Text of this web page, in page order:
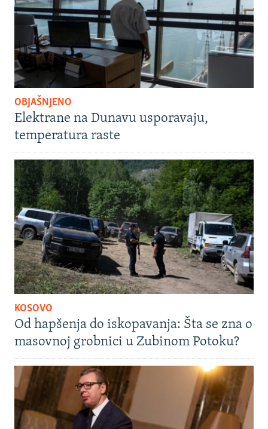
OBJAŠNJENO
Elektrane na Dunavu usporavaju,
temperatura raste
KOSOVO
Od hapšenja do iskopavanja: Šta se zna o
masovnoj grobnici u Zubinom Potoku?